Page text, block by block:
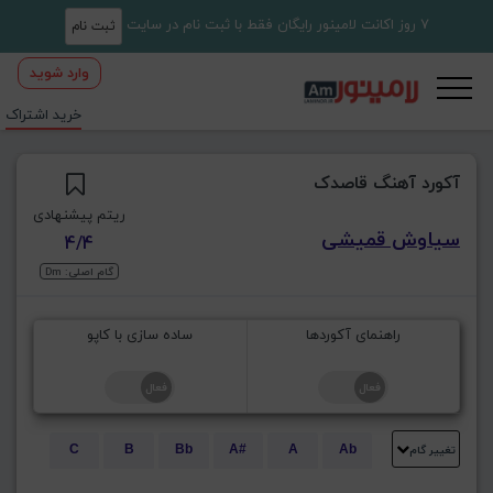
7 روز اکانت لامینور رایگان فقط با ثبت نام در سایت ثبت نام
وارد شوید
خرید اشتراک
آکورد آهنگ قاصدک
سیاوش قمیشی
ریتم پیشنهادی
4/4
گام اصلی: Dm
راهنمای آکوردها ساده سازی با کاپو
تغییر گام Ab
A
A#
Bb
B
C